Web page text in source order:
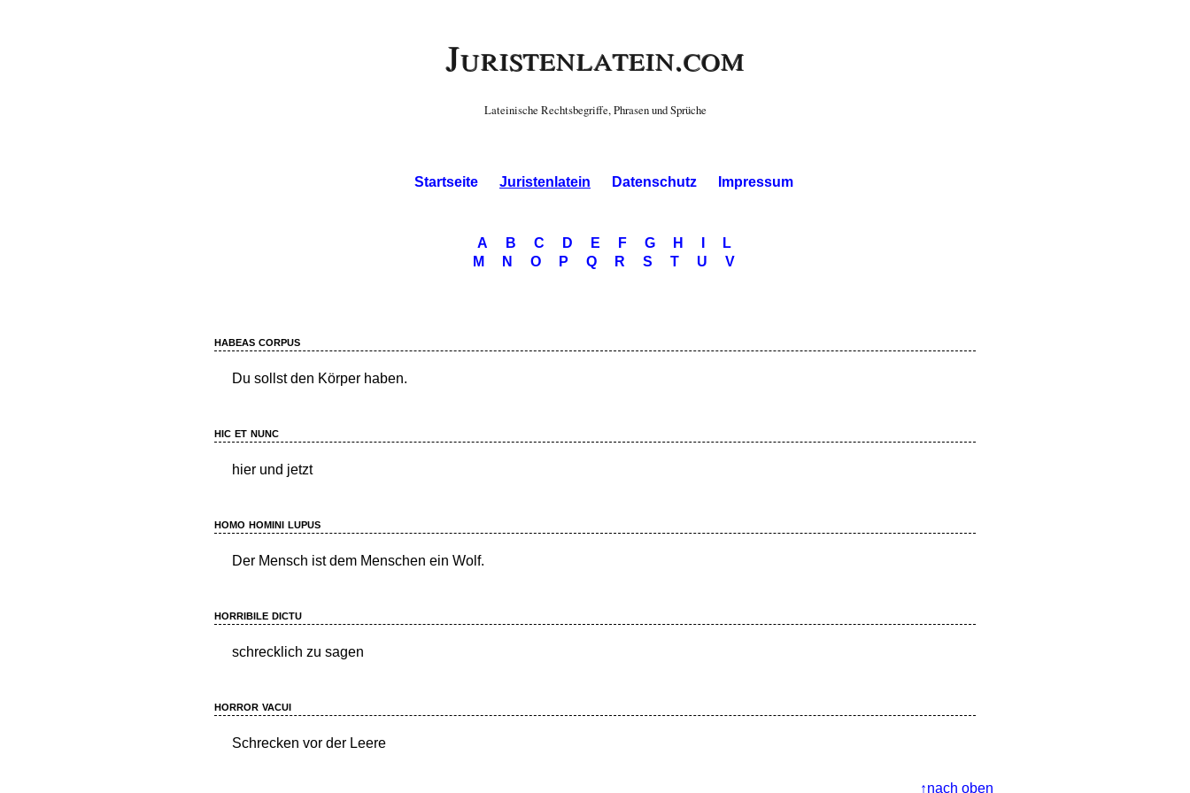
Juristenlatein.com
Lateinische Rechtsbegriffe, Phrasen und Sprüche
Startseite Juristenlatein Datenschutz Impressum
A B C D E F G H
L
M
N O P Q R S T U V
habeas corpus
Du sollst den Körper haben.
hic et nunc
hier und jetzt
homo homini lupus
Der Mensch ist dem Menschen ein Wolf.
horribile dictu
schrecklich zu sagen
horror vacui
Schrecken vor der Leere
nach oben